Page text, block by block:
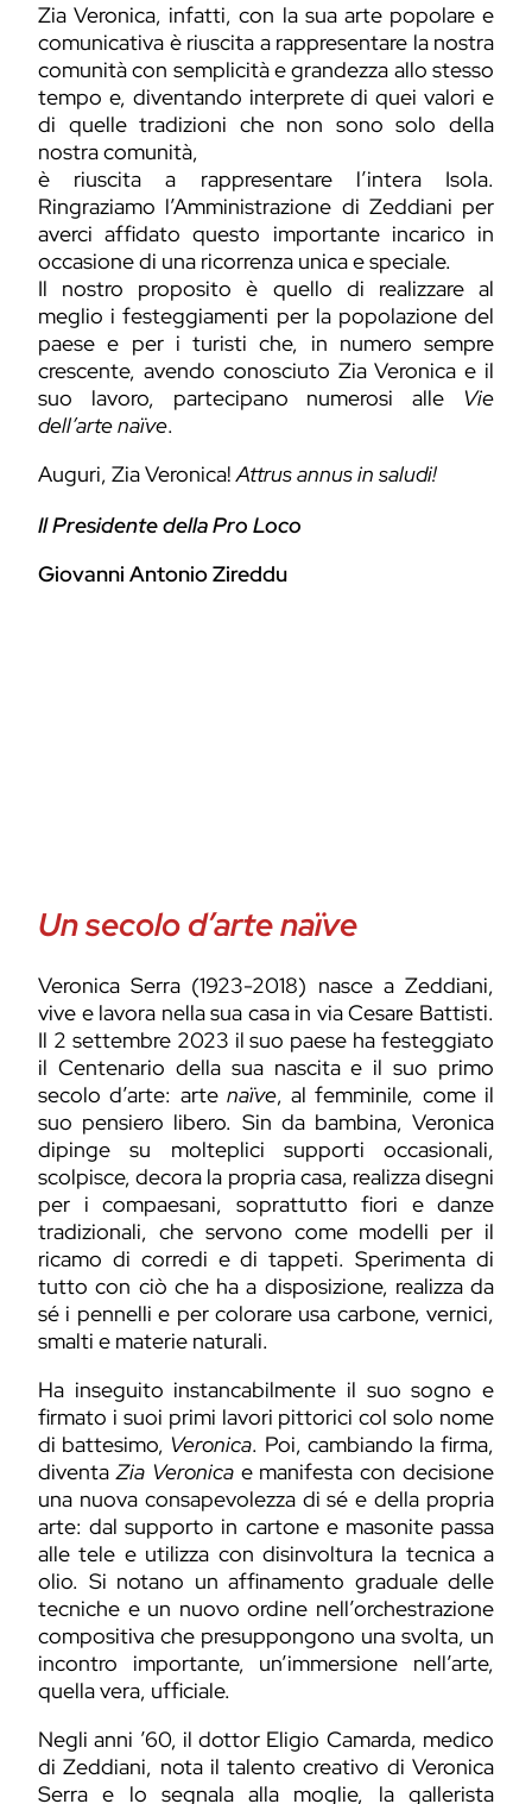
Zia Veronica, infatti, con la sua arte popolare e
comunicativa è riuscita a rappresentare la nostra
comunità con semplicità e grandezza allo stesso
tempo e, diventando interprete di quei valori e
di quelle tradizioni che non sono solo della
nostra comunità,
è riuscita a rappresentare l’intera Isola.
Ringraziamo l’Amministrazione di Zeddiani per
averci affidato questo importante incarico in
occasione di una ricorrenza unica e speciale.
Il nostro proposito è quello di realizzare al
meglio i festeggiamenti per la popolazione del
paese e per i turisti che, in numero sempre
crescente, avendo conosciuto Zia Veronica e il
suo lavoro, partecipano numerosi alle Vie
dell’arte naïve.
Auguri, Zia Veronica!Attrus annus in saludi!
Il Presidente della Pro Loco
Giovanni Antonio Zireddu
Un secolo d’arte naïve
Veronica Serra (1923-2018) nasce a Zeddiani,
vive e lavora nella sua casa in via Cesare Battisti.
Il 2 settembre 2023 il suo paese ha festeggiato
il Centenario della sua nascita e il suo primo
secolo d’arte: arte naïve, al femminile, come il
suo pensiero libero. Sin da bambina, Veronica
dipinge su molteplici supporti occasionali,
scolpisce, decora la propria casa, realizza disegni
per i compaesani, soprattutto fiori e danze
tradizionali, che servono come modelli per il
ricamo di corredi e di tappeti. Sperimenta di
tutto con ciò che ha a disposizione, realizza da
sé i pennelli e per colorare usa carbone, vernici,
smalti e materie naturali.
Ha inseguito instancabilmente il suo sogno e
firmato i suoi primi lavori pittorici col solo nome
di battesimo, Veronica. Poi, cambiando la firma,
diventaZia Veronicae manifesta con decisione
una nuova consapevolezza di sé e della propria
arte: dal supporto in cartone e masonite passa
alle tele e utilizza con disinvoltura la tecnica a
olio. Si notano un affinamento graduale delle
tecniche e un nuovo ordine nell’orchestrazione
compositiva che presuppongono una svolta, un
incontro importante, un’immersione nell’arte,
quella vera, ufficiale.
Negli anni ’60, il dottor Eligio Camarda, medico
di Zeddiani, nota il talento creativo di Veronica
Serra e lo segnala alla moglie, la gallerista